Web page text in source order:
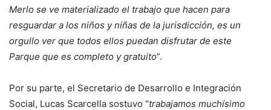
Merlo se ve materializado el trabajo que hacen para
resguardar a los niños y niñas de la jurisdicción, es un
orgullo ver que todos ellos puedan disfrutar de este
Parque que es completo y gratuito”.
Por su parte, el Secretario de Desarrollo e Integración
Social, Lucas Scarcella sostuvo “trabajamos muchísimo